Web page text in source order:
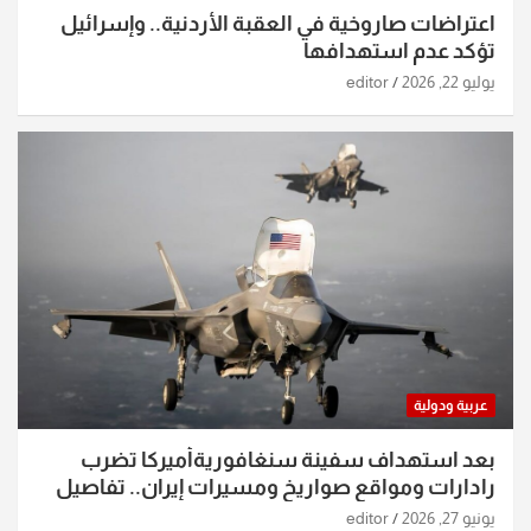
اعتراضات صاروخية في العقبة الأردنية.. وإسرائيل
تؤكد عدم استهدافها
يوليو 22, 2026 editor
عربية ودولية
بعد استهداف سفينة سنغافوريةأميركا تضرب
رادارات ومواقع صواريخ ومسيرات إيران.. تفاصيل
الساعات الماضية
يونيو 27, 2026 editor